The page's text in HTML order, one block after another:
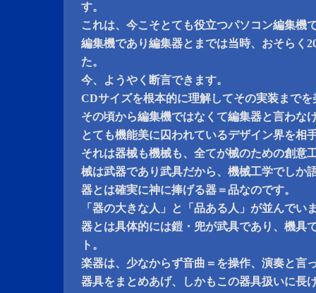
す。
これは、今こそとても役立つパソコン編集機
編集機であり編集器とまでは当時、おそらく
た。
今、ようやく断言できます。
CDサイズを根本的に理解してその実装まで
その頃から編集機ではなくて編集器と言わな
とても機能美に囚われているデザイン界を相
それは器械も機械も、全てが械のための創意
械は武器であり武具だから、機械工学でしか
器とは確実に神に捧げる器＝品なのです。
「器の大きな人」と「品ある人」が並んでい
器とは具体的には鎧・兜が武具であり、機具
ト。
楽器は、少なからず音曲＝を操作、演奏と言
器具をまとめあげ、しかもこの器具扱いに長